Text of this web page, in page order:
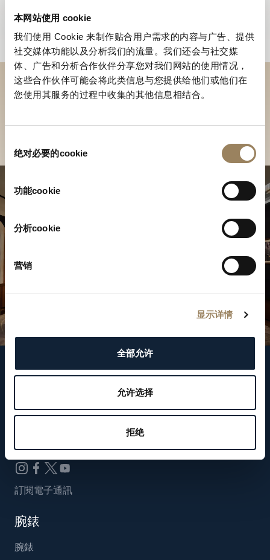
本网站使用 cookie
我们使用 Cookie 来制作贴合用户需求的内容与广告、提供
社交媒体功能以及分析我们的流量。我们还会与社交媒
体、广告和分析合作伙伴分享您对我们网站的使用情况，
这些合作伙伴可能会将此类信息与您提供给他们或他们在
您使用其服务的过程中收集的其他信息相结合。
绝对必要的cookie
功能cookie
分析cookie
营销
显示详情
全部允许
允许选择
拒绝
於專賣店探索品牌系列作品
尋找專賣店
關注我們
WeChat ID
Breguet_China
訂閱電子通訊
腕錶
腕錶